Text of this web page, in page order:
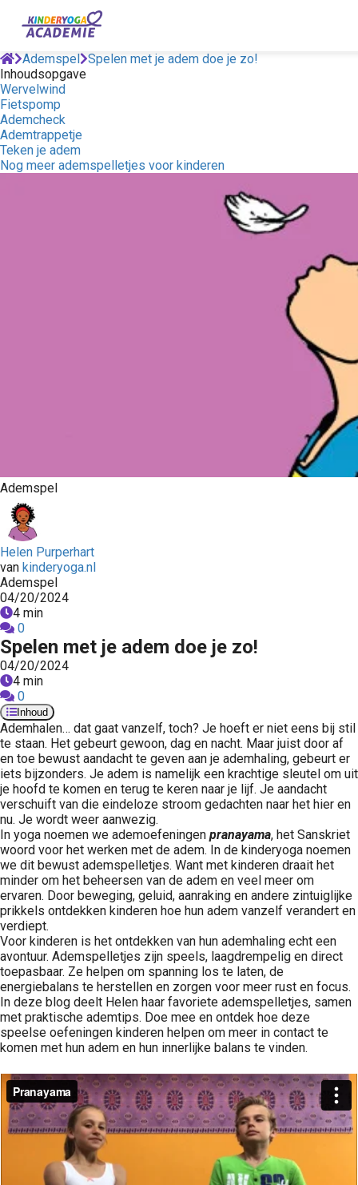
Ademspel Spelen met je adem doe je zo!
Inhoudsopgave
Wervelwind
Fietspomp
Ademcheck
Ademtrappetje
Teken je adem
Nog meer ademspelletjes voor kinderen
Ademspel
Helen Purperhart
van kinderyoga.nl
Ademspel
04/20/2024
4 min
0
Spelen met je adem doe je zo!
04/20/2024
4 min
0
Inhoud
Ademhalen… dat gaat vanzelf, toch? Je hoeft er niet eens bij stil
te staan. Het gebeurt gewoon, dag en nacht. Maar juist door af
en toe bewust aandacht te geven aan je ademhaling, gebeurt er
iets bijzonders. Je adem is namelijk een krachtige sleutel om uit
je hoofd te komen en terug te keren naar je lijf. Je aandacht
verschuift van die eindeloze stroom gedachten naar het hier en
nu. Je wordt weer aanwezig.
In yoga noemen we ademoefeningen pranayama, het Sanskriet
woord voor het werken met de adem. In de kinderyoga noemen
we dit bewust ademspelletjes. Want met kinderen draait het
minder om het beheersen van de adem en veel meer om
ervaren. Door beweging, geluid, aanraking en andere zintuiglijke
prikkels ontdekken kinderen hoe hun adem vanzelf verandert en
verdiept.
Voor kinderen is het ontdekken van hun ademhaling echt een
avontuur. Ademspelletjes zijn speels, laagdrempelig en direct
toepasbaar. Ze helpen om spanning los te laten, de
energiebalans te herstellen en zorgen voor meer rust en focus.
In deze blog deelt Helen haar favoriete ademspelletjes, samen
met praktische ademtips. Doe mee en ontdek hoe deze
speelse oefeningen kinderen helpen om meer in contact te
komen met hun adem en hun innerlijke balans te vinden.